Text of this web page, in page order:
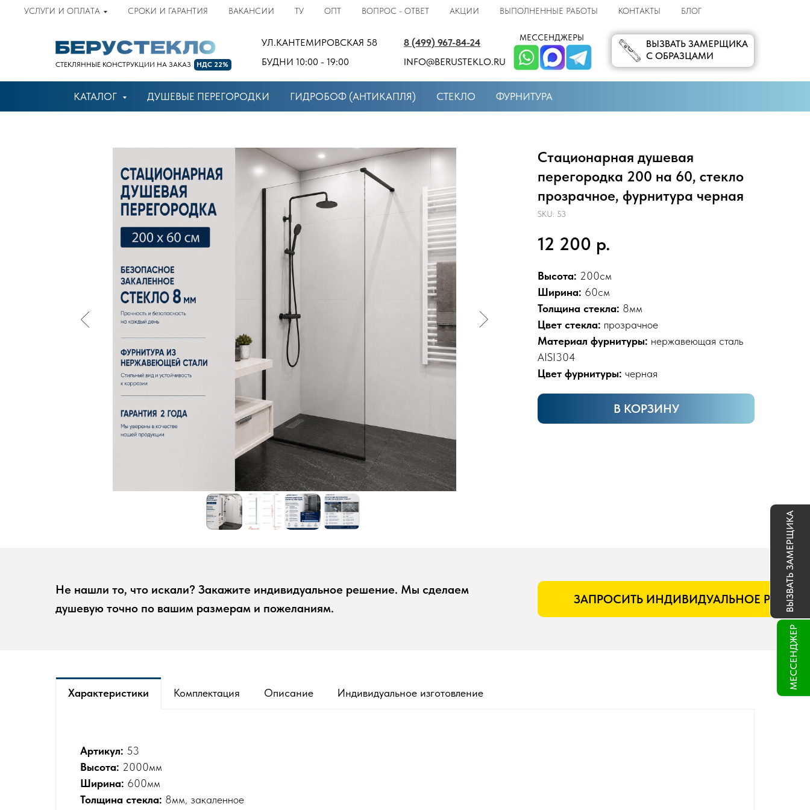
УСЛУГИ И ОПЛАТА СРОКИ И ГАРАНТИЯ ВАКАНСИИ ТУ ОПТ ВОПРОС - ОТВЕТ АКЦИИ ВЫПОЛНЕННЫЕ РАБОТЫ КОНТАКТЫ БЛОГ
INFO@BERUSTEKLO.RU
8 (499) 967-84-24
УЛ.КАНТЕМИРОВСКАЯ 58
ВЫЗВАТЬ ЗАМЕРЩИКА
С ОБРАЗЦАМИ
БУДНИ 10:00 - 19:00
СТЕКЛЯННЫЕ КОНСТРУКЦИИ НА ЗАКАЗ НДС 22%
МЕССЕНДЖЕРЫ
КАТАЛОГ ДУШЕВЫЕ ПЕРЕГОРОДКИ ГИДРОБОФ (АНТИКАПЛЯ) СТЕКЛО ФУРНИТУРА
Стационарная душевая
перегородка 200 на 60, стекло
прозрачное, фурнитура черная
SKU: 53
12 200 р.
Высота: 200см
Ширина: 60см
Толщина стекла: 8мм
Цвет стекла: прозрачное
Материал фурнитуры: нержавеющая сталь
AISI304
Цвет фурнитуры: черная
В КОРЗИНУ
Не нашли то, что искали? Закажите индивидуальное решение. Мы сделаем
душевую точно по вашим размерам и пожеланиям.
ЗАПРОСИТЬ ИНДИВИДУАЛЬНОЕ
Характеристики Комплектация Описание Индивидуальное изготовление
Артикул: 53
Высота: 2000мм
Ширина: 600мм
Толщина стекла: 8мм, закаленное
ВЫЗВАТЬ ЗАМЕРЩИКА
МЕССЕНДЖЕР